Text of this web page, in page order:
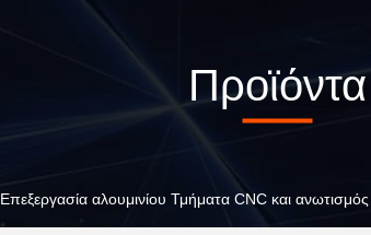
Προϊόντα
Επεξεργασία αλουμινίου Τμήματα CNC και ανωτισμός